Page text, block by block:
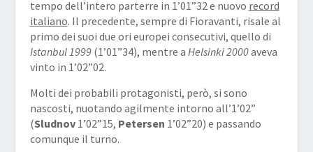
tempo dell’intero parterre in 1’01”32 e nuovo record
italiano. Il precedente, sempre di Fioravanti, risale al
primo dei suoi due ori europei consecutivi, quello di
Istanbul1999(1’01”34), mentre a Helsinki 2000aveva
vinto in 1’02”02.
Molti dei probabili protagonisti, però, si sono
nascosti, nuotando agilmente intorno all’1’02”
(Sludnov1’02”15, Petersen 1’02”20) e passando
comunque il turno.